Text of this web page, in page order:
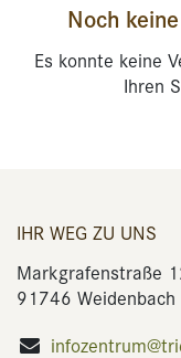
Noch
Es konnte keine
Ihren
IHR WEG ZU UNS
Markgrafenstraße
91746 Weidenbach